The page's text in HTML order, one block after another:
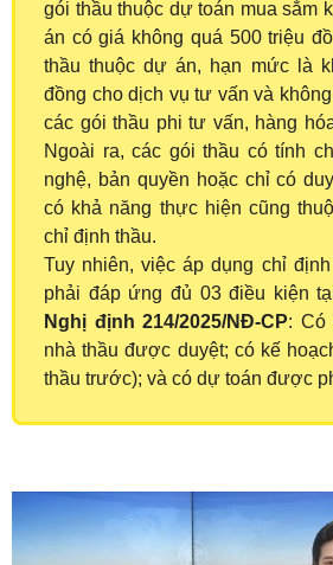
gói thầu thuộc dự toán mua sắm
án có giá không quá 500 triệu
thầu thuộc dự án, hạn mức là
đồng cho dịch vụ tư vấn và
các gói thầu phi tư vấn, hàng
Ngoài ra, các gói thầu có tính
nghệ, bản quyền hoặc chỉ có
có khả năng thực hiện cũng
chỉ định thầu.
Tuy nhiên, việc áp dụng chỉ
phải đáp ứng đủ 03 điều kiện
Nghị định 214/2025/NĐ-CP: Có
nhà thầu được duyệt; có kế
thầu trước); và có dự toán được